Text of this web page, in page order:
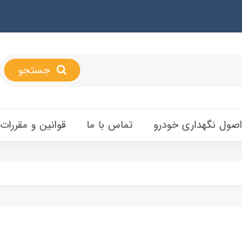
اصول نگهداری خودرو تماس با ما قوانین و مقررات